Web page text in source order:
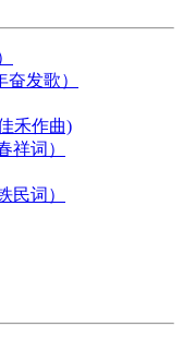
发歌）
禾作曲)
祥词）
民词）